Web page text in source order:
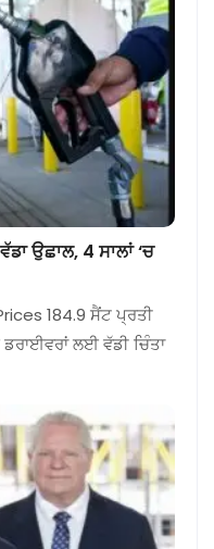
ਉਛਾਲ, 4 ਸਾਲਾਂ ‘ਚ
184.9 ਸੈਂਟ ਪ੍ਰਤੀ
ਲਈ ਵੱਡੀ ਚਿੰਤਾ